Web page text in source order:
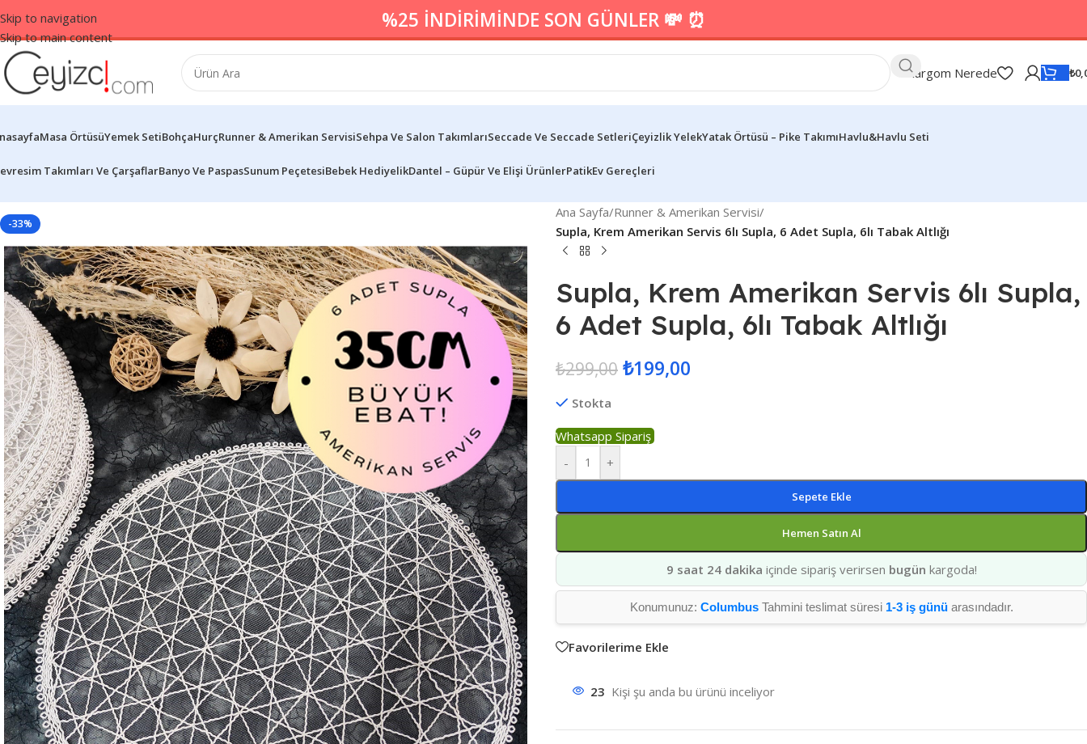
Skip to navigation
Skip to main content
%25 İNDİRİMİNDE SON GÜNLER 💸 ⏰
Kargom Nerede ₺
Masa ÖrtüsüYemek SetiBohçaHurçRunner & Amerikan ServisiSehpa Ve Salon TakımlarıSeccade Ve Seccade SetleriÇeyizlik YelekYatak Örtüsü – Pike TakımıHavlu&Havlu Seti
Takımları Ve ÇarşaflarBanyo Ve PaspasSunum PeçetesiBebek HediyelikDantel – Güpür Ve Elişi ÜrünlerPatikEv Gereçleri
-33%
Ana Sayfa/Runner & Amerikan Servisi/
Supla, Krem Amerikan Servis 6lı Supla, 6 Adet Supla, 6lı Tabak Altlığı
Supla, Krem Amerikan Servis 6lı Supla,
6 Adet Supla, 6lı Tabak Altlığı
₺299,00 ₺199,00
Stokta
Whatsapp Sipariş
-
+
Sepete Ekle
Hemen Satın Al
9 saat 24 dakika içinde sipariş verirsen bugün kargoda!
Konumunuz: ColumbusTahmini teslimat süresi 1-3 iş günüarasındadır.
Favorilerime Ekle
23 Kişi şu anda bu ürünü inceliyor